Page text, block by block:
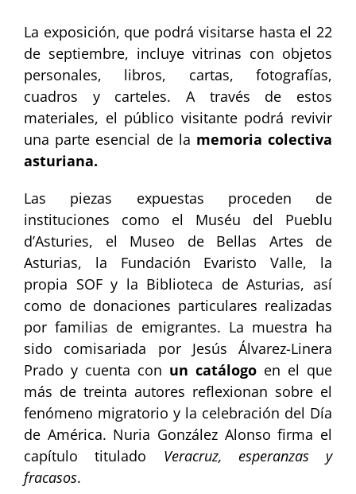
La exposición, que podrá visitarse hasta el 22
de septiembre, incluye vitrinas con objetos
personales, libros, cartas, fotografías,
cuadros y carteles. A través de estos
materiales, el público visitante podrá revivir
una parte esencial de la memoria colectiva
asturiana.
Las piezas expuestas proceden de
instituciones como el Muséu del Pueblu
d’Asturies, el Museo de Bellas Artes de
Asturias, la Fundación Evaristo Valle, la
propia SOF y la Biblioteca de Asturias, así
como de donaciones particulares realizadas
por familias de emigrantes. La muestra ha
sido comisariada por Jesús Álvarez-Linera
Prado y cuenta con un catálogo en el que
más de treinta autores reflexionan sobre el
fenómeno migratorio y la celebración del Día
de América. Nuria González Alonso firma el
capítulo titulado Veracruz, esperanzas y
fracasos.